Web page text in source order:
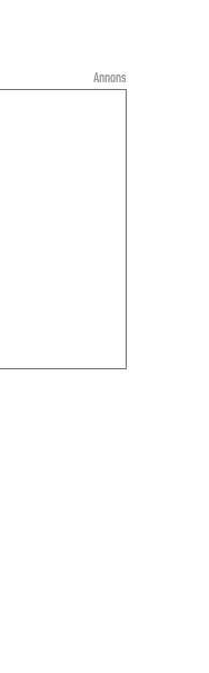
Annons